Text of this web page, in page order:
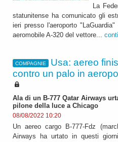
La
statunitense ha comunicato gli
ieri presso l'aeroporto
aeromobile A-320 del vettore...
COMPAGNIE
Usa: aereo
contro un palo in
Ala di un B-777 Qatar Airways
pilone della luce a Chicago
08/08/2022 10:20
Un aereo cargo B-777-Fdz
Airways ha urtato in questi